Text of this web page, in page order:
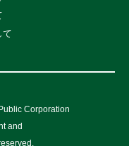
て
Public Corporation
and